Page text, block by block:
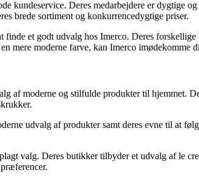
kundeservice. Deres medarbejdere er dygtige
brede sortiment og konkurrencedygtige priser.
et godt udvalg hos Imerco. Deres
mere moderne farve, kan Imerco imødekomme
af moderne og stilfulde produkter til hjemmet.
udvalg af produkter samt deres evne til at
valg. Deres butikker tilbyder et udvalg af le